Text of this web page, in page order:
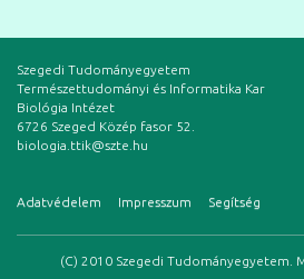
Szegedi Tudományegyetem
Természettudományi és Informatika Kar
Biológia Intézet
6726 Szeged Közép fasor 52.
biologia.ttik@szte.hu
Adatvédelem Impresszum Segítség
(C) 2010 Szegedi Tudományegyetem.